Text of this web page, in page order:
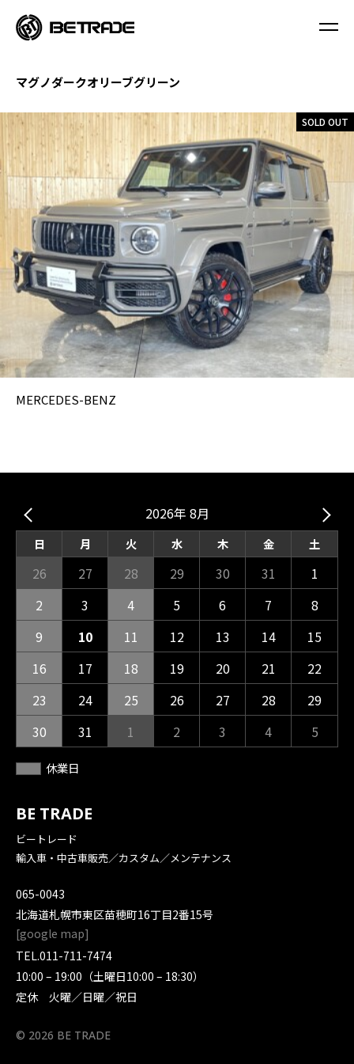
マグノダークオリーブグリーン
SOLD OUT
MERCEDES-BENZ
BE TRADE
ビートレード
輸入車・中古車販売／カスタム／メンテナンス
065-0043
北海道札幌市東区苗穂町16丁目2番15号
[google map]
TEL.011-711-7474
10:00 – 19:00（土曜日10:00 – 18:30）
定休 火曜／日曜／祝日
2026年 8月
日 月 火 水 木 金 土
26 27 28 29 30 31
1
2
3 4 5 6 7
8
9
10 11 12 13 14
15
16
17 18 19 20 21
22
23
24 25 26 27 28
29
30
31 1 2 3 4 5
休業日
© 2026 BE TRADE